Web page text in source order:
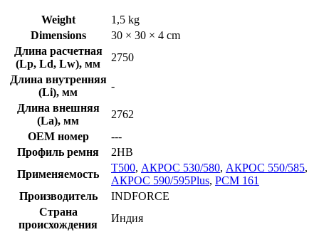
Weight
1,5 kg
Dimensions
30 × 30 × 4 cm
Длина расчетная
(Lp, Ld, Lw), мм
2750
Длина внутренняя
(Li), мм
-
Длина внешняя
(La), мм
2762
OEM номер
---
Профиль ремня
2HB
Применяемость
T500, АКРОС 530/580, АКРОС 550/585,
АКРОС 590/595Plus, РСМ 161
Производитель
INDFORCE
Страна
происхождения
Индия